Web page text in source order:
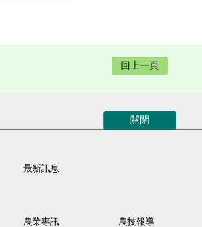
回上一頁
關閉
最新訊息
農業專訊 農技報導